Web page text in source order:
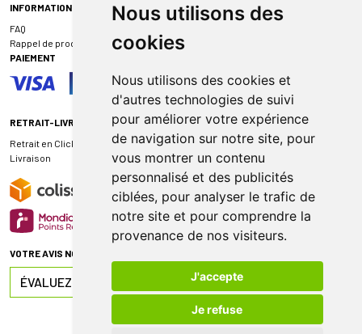
Nous utilisons des
cookies
Nous utilisons des cookies et
d'autres technologies de suivi
pour améliorer votre expérience
de navigation sur notre site, pour
vous montrer un contenu
personnalisé et des publicités
ciblées, pour analyser le trafic de
notre site et pour comprendre la
provenance de nos visiteurs.
J'accepte
Je refuse
INFORMATIONS
FAQ
Rappel de produit
PAIEMENT
RETRAIT-LIVRAISON
Retrait en Click & Collect
Livraison
VOTRE AVIS NOUS INTÉRESSE
ÉVALUEZ-NOUS SUR